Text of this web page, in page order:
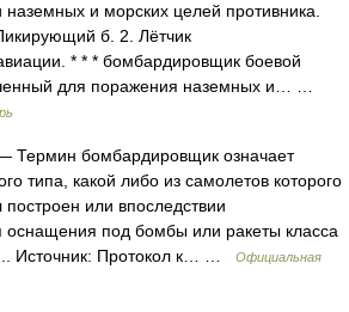
и морских целей противника.
б. 2. Лётчик
* * * бомбардировщик боевой
для поражения наземных и… …
Термин бомбардировщик означает
типа, какой либо из самолетов которого
или впоследствии
оснащения под бомбы или ракеты класса
... Источник: Протокол к… …
Официальная